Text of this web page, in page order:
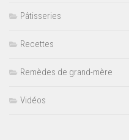
Pâtisseries
Recettes
Remèdes de grand-mère
Vidéos